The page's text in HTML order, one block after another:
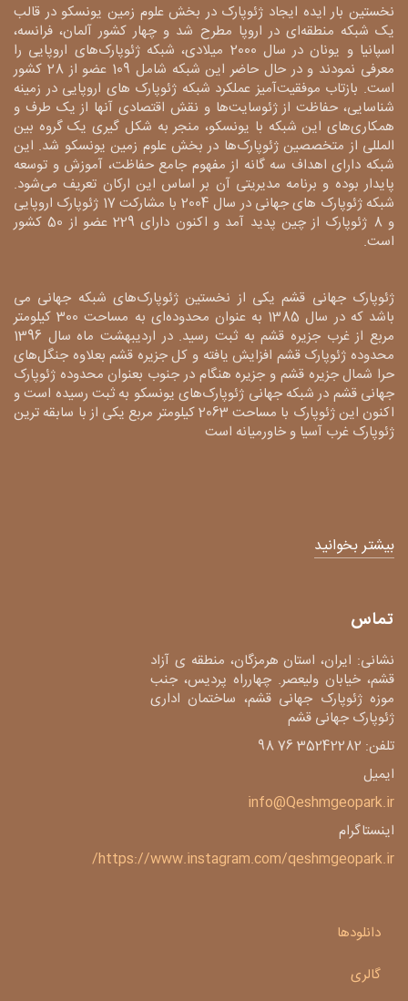
نخستین بار ایده ایجاد ژئوپارک در بخش علوم زمین یونسکو در قالب
یک شبکه منطقه‌ای در اروپا مطرح شد و چهار کشور آلمان، فرانسه،
اسپانیا و یونان در سال 2000 میلادی، شبکه ژئوپارک‌های اروپایی را
معرفی نمودند و در حال حاضر این شبکه شامل 109 عضو از 28 کشور
است. بازتاب موفقیت‌آمیز عملکرد شبکه ژئوپارک های اروپایی در زمینه
شناسایی، حفاظت از ژئوسایت‌ها و نقش اقتصادی آنها از یک طرف و
همکاری‌های این شبکه با یونسکو، منجر به شکل گیری یک گروه بین
المللی از متخصصین ژئوپارک‌ها در بخش علوم زمین یونسکو شد. این
شبکه دارای اهداف سه گانه از مفهوم جامع حفاظت، آموزش و توسعه
پایدار بوده و برنامه مدیریتی آن بر اساس این ارکان تعریف می‌شود.
شبکه ژئوپارک های جهانی در سال 2004 با مشارکت 17 ژئوپارک اروپایی
و 8 ژئوپارک از چین پدید آمد و اکنون دارای 229 عضو از 50 کشور
است.
ژئوپارک جهانی قشم یکی از نخستین ژئوپارک‌های شبکه جهانی می
باشد که در سال 1385 به عنوان محدوده‌ای به مساحت 300 کیلومتر
مربع از غرب جزیره قشم به ثبت رسید. در اردیبهشت ماه سال 1396
محدوده ژئوپارک قشم افزایش یافته و کل جزیره قشم بعلاوه جنگل‌های
حرا شمال جزیره قشم و جزیره هنگام در جنوب بعنوان محدوده ژئوپارک
جهانی قشم در شبکه جهانی ژئوپارک‌های یونسکو به ثبت رسیده است و
اکنون این ژئوپارک با مساحت 2063 کیلومتر مربع یکی از با سابقه ترین
ژئوپارک غرب آسیا و خاورمیانه است
بیشتر بخوانید
تماس
نشانی: ایران، استان هرمزگان، منطقه ی آزاد
قشم، خیابان ولیعصر. چهارراه پردیس، جنب
موزه ژئوپارک جهانی قشم، ساختمان اداری
ژئوپارک جهانی قشم
تلفن: 35242282 76 98
ایمیل
info@Qeshmgeopark.ir
اینستاگرام
https://www.instagram.com/qeshmgeopark.ir/
دانلودها
گالری